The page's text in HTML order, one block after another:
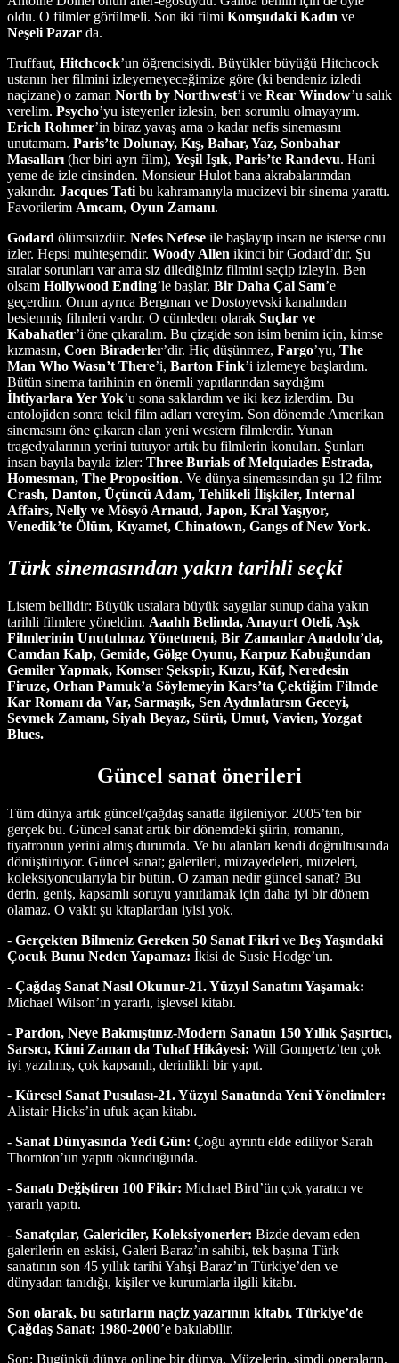
oldu. O filmler görülmeli. Son iki filmi Komşudaki Kadın ve
Neşeli Pazar da.
Truffaut, Hitchcock’un öğrencisiydi. Büyükler büyüğü Hitchcock
ustanın her filmini izleyemeyeceğimize göre (ki bendeniz izledi
naçizane) o zaman North by Northwest’i ve Rear Window’u salık
verelim. Psycho’yu isteyenler izlesin, ben sorumlu olmayayım.
Erich Rohmer’in biraz yavaş ama o kadar nefis sinemasını
unutamam. Paris’te Dolunay, Kış, Bahar, Yaz, Sonbahar
Masalları (her biri ayrı film), Yeşil Işık, Paris’te Randevu. Hani
yeme de izle cinsinden. Monsieur Hulot bana akrabalarımdan
yakındır. Jacques Tati bu kahramanıyla mucizevi bir sinema yarattı.
Favorilerim Amcam, Oyun Zamanı.
Godard ölümsüzdür. Nefes Nefese ile başlayıp insan ne isterse onu
izler. Hepsi muhteşemdir. Woody Allen ikinci bir Godard’dır. Şu
sıralar sorunları var ama siz dilediğiniz filmini seçip izleyin. Ben
olsam Hollywood Ending’le başlar, Bir Daha Çal Sam’e
geçerdim. Onun ayrıca Bergman ve Dostoyevski kanalından
beslenmiş filmleri vardır. O cümleden olarak Suçlar ve
Kabahatler’i öne çıkaralım. Bu çizgide son isim benim için, kimse
kızmasın, Coen Biraderler’dir. Hiç düşünmez, Fargo’yu, The
Man Who Wasn’t There’i, Barton Fink’i izlemeye başlardım.
Bütün sinema tarihinin en önemli yapıtlarından saydığım
İhtiyarlara Yer Yok’u sona saklardım ve iki kez izlerdim. Bu
antolojiden sonra tekil film adları vereyim. Son dönemde Amerikan
sinemasını öne çıkaran alan yeni western filmlerdir. Yunan
tragedyalarının yerini tutuyor artık bu filmlerin konuları. Şunları
insan bayıla bayıla izler: Three Burials of Melquiades Estrada,
Homesman, The Proposition. Ve dünya sinemasından şu 12 film:
Crash, Danton, Üçüncü Adam, Tehlikeli İlişkiler, Internal
Affairs, Nelly ve Mösyö Arnaud, Japon, Kral Yaşıyor,
Venedik’te Ölüm, Kıyamet, Chinatown, Gangs of New York.
Türk sinemasından yakın tarihli seçki
Listem bellidir: Büyük ustalara büyük saygılar sunup daha yakın
tarihli filmlere yöneldim. Aaahh Belinda, Anayurt Oteli, Aşk
Filmlerinin Unutulmaz Yönetmeni, Bir Zamanlar Anadolu’da,
Camdan Kalp, Gemide, Gölge Oyunu, Karpuz Kabuğundan
Gemiler Yapmak, Komser Şekspir, Kuzu, Küf, Neredesin
Firuze, Orhan Pamuk’a Söylemeyin Kars’ta Çektiğim Filmde
Kar Romanı da Var, Sarmaşık, Sen Aydınlatırsın Geceyi,
Sevmek Zamanı, Siyah Beyaz, Sürü, Umut, Vavien, Yozgat
Blues.
Güncel sanat önerileri
Tüm dünya artık güncel/çağdaş sanatla ilgileniyor. 2005’ten bir
gerçek bu. Güncel sanat artık bir dönemdeki şiirin, romanın,
tiyatronun yerini almış durumda. Ve bu alanları kendi doğrultusunda
dönüştürüyor. Güncel sanat; galerileri, müzayedeleri, müzeleri,
koleksiyoncularıyla bir bütün. O zaman nedir güncel sanat? Bu
derin, geniş, kapsamlı soruyu yanıtlamak için daha iyi bir dönem
olamaz. O vakit şu kitaplardan iyisi yok.
- Gerçekten Bilmeniz Gereken 50 Sanat Fikri ve Beş Yaşındaki
Çocuk Bunu Neden Yapamaz: İkisi de Susie Hodge’un.
- Çağdaş Sanat Nasıl Okunur-21. Yüzyıl Sanatını Yaşamak:
Michael Wilson’ın yararlı, işlevsel kitabı.
- Pardon, Neye Bakmıştınız-Modern Sanatın 150 Yıllık Şaşırtıcı,
Sarsıcı, Kimi Zaman da Tuhaf Hikâyesi: Will Gompertz’ten çok
iyi yazılmış, çok kapsamlı, derinlikli bir yapıt.
- Küresel Sanat Pusulası-21. Yüzyıl Sanatında Yeni Yönelimler:
Alistair Hicks’in ufuk açan kitabı.
- Sanat Dünyasında Yedi Gün: Çoğu ayrıntı elde ediliyor Sarah
Thornton’un yapıtı okunduğunda.
- Sanatı Değiştiren 100 Fikir: Michael Bird’ün çok yaratıcı ve
yararlı yapıtı.
- Sanatçılar, Galericiler, Koleksiyonerler: Bizde devam eden
galerilerin en eskisi, Galeri Baraz’ın sahibi, tek başına Türk
sanatının son 45 yıllık tarihi Yahşi Baraz’ın Türkiye’den ve
dünyadan tanıdığı, kişiler ve kurumlarla ilgili kitabı.
Son olarak, bu satırların naçiz yazarının kitabı, Türkiye’de
Çağdaş Sanat: 1980-2000’e bakılabilir.
Son: Bugünkü dünya online bir dünya. Müzelerin, şimdi operaların,